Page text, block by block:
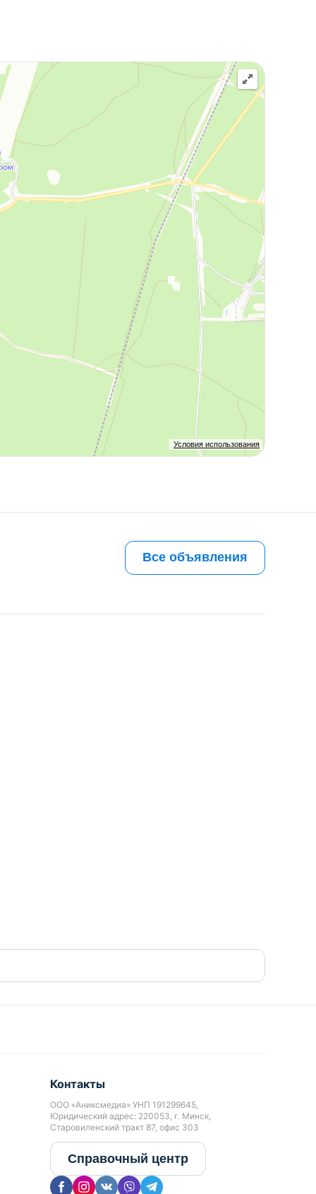
Условия использования
Все объявления
Контакты
ООО «Аниксмедиа» УНП 191299645,
Юридический адрес: 220053, г. Минск,
Старовиленский тракт 87, офис 303
Справочный центр